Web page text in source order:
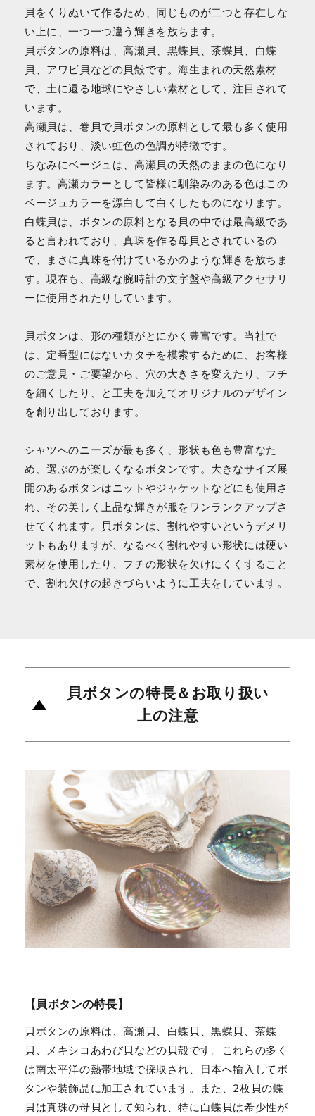
貝をくりぬいて作るため、同じものが二つと存在しな
い上に、一つ一つ違う輝きを放ちます。
貝ボタンの原料は、高瀬貝、黒蝶貝、茶蝶貝、白蝶
貝、アワビ貝などの貝殻です。海生まれの天然素材
で、土に還る地球にやさしい素材として、注目されて
います。
高瀬貝は、巻貝で貝ボタンの原料として最も多く使用
されており、淡い虹色の色調が特徴です。
ちなみにベージュは、高瀬貝の天然のままの色になり
ます。高瀬カラーとして皆様に馴染みのある色はこの
ベージュカラーを漂白して白くしたものになります。
白蝶貝は、ボタンの原料となる貝の中では最高級であ
ると言われており、真珠を作る母貝とされているの
で、まさに真珠を付けているかのような輝きを放ちま
す。現在も、高級な腕時計の文字盤や高級アクセサリ
ーに使用されたりしています。
貝ボタンは、形の種類がとにかく豊富です。当社で
は、定番型にはないカタチを模索するために、お客様
のご意見・ご要望から、穴の大きさを変えたり、フチ
を細くしたり、と工夫を加えてオリジナルのデザイン
を創り出しております。
シャツへのニーズが最も多く、形状も色も豊富なた
め、選ぶのが楽しくなるボタンです。大きなサイズ展
開のあるボタンはニットやジャケットなどにも使用さ
れ、その美しく上品な輝きが服をワンランクアップさ
せてくれます。貝ボタンは、割れやすいというデメリ
ットもありますが、なるべく割れやすい形状には硬い
素材を使用したり、フチの形状を欠けにくくすること
で、割れ欠けの起きづらいように工夫をしています。
貝ボタンの特長＆お取り扱い
上の注意
【貝ボタンの特長】
貝ボタンの原料は、高瀬貝、白蝶貝、黒蝶貝、茶蝶
貝、メキシコあわび貝などの貝殻です。これらの多く
は南太平洋の熱帯地域で採取され、日本へ輸入してボ
タンや装飾品に加工されています。また、2枚貝の蝶
貝は真珠の母貝として知られ、特に白蝶貝は希少性が